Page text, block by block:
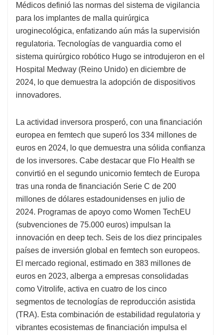
Médicos definió las normas del sistema de vigilancia
para los implantes de malla quirúrgica
uroginecológica, enfatizando aún más la supervisión
regulatoria. Tecnologías de vanguardia como el
sistema quirúrgico robótico Hugo se introdujeron en el
Hospital Medway (Reino Unido) en diciembre de
2024, lo que demuestra la adopción de dispositivos
innovadores.
La actividad inversora prosperó, con una financiación
europea en femtech que superó los 334 millones de
euros en 2024, lo que demuestra una sólida confianza
de los inversores. Cabe destacar que Flo Health se
convirtió en el segundo unicornio femtech de Europa
tras una ronda de financiación Serie C de 200
millones de dólares estadounidenses en julio de
2024. Programas de apoyo como Women TechEU
(subvenciones de 75.000 euros) impulsan la
innovación en deep tech. Seis de los diez principales
países de inversión global en femtech son europeos.
El mercado regional, estimado en 383 millones de
euros en 2023, alberga a empresas consolidadas
como Vitrolife, activa en cuatro de los cinco
segmentos de tecnologías de reproducción asistida
(TRA). Esta combinación de estabilidad regulatoria y
vibrantes ecosistemas de financiación impulsa el